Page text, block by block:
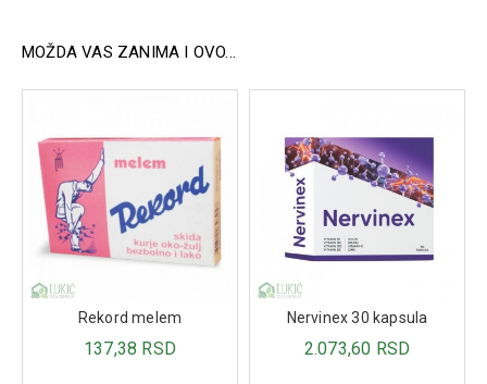
Lipozomalni kompleks za bolju apsorpciju gvožđa
Preporučuje se tokom trudnoće i laktacije
Pogodan za osobe sa povećanim potrebama za
gvožđem
Oralni prašak koji se direktno rastvara u ustima
MOŽDA VAS ZANIMA I OVO...
Rekord melem
137,38 RSD
Nervinex 30 kapsula
2.073,60 RSD